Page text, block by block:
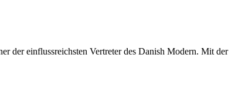
der einflussreichsten Vertreter des Danish Modern. Mit der